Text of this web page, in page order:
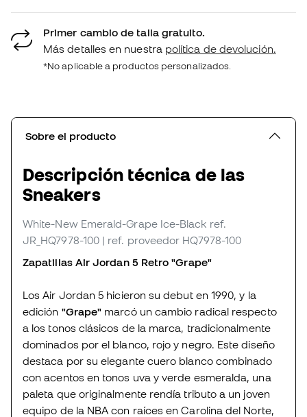
Primer cambio de talla gratuito.
Más detalles en nuestra política de devolución.
*No aplicable a productos personalizados.
Sobre el producto
Descripción técnica de las
Sneakers
White-New Emerald-Grape Ice-Black ref.
JR_HQ7978-100 | ref. proveedor HQ7978-100
Zapatillas Air Jordan 5 Retro "Grape"
Los Air Jordan 5 hicieron su debut en 1990, y la
edición "Grape" marcó un cambio radical respecto
a los tonos clásicos de la marca, tradicionalmente
dominados por el blanco, rojo y negro. Este diseño
destaca por su elegante cuero blanco combinado
con acentos en tonos uva y verde esmeralda, una
paleta que originalmente rendía tributo a un joven
equipo de la NBA con raíces en Carolina del Norte,